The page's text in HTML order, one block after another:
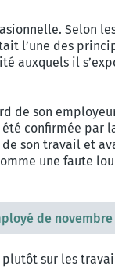
Selon
l’une des
il
de son
confirmée par
son travail et
une faute
de novembre
sur les